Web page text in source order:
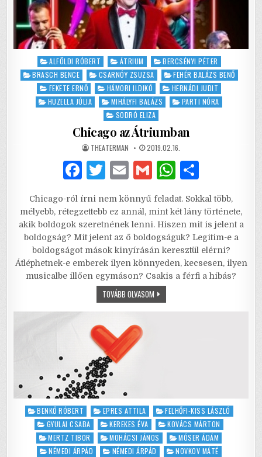
Posted
in
ALFÖLDI RÓBERT ÁTRIUM
BERCSÉNYI PÉTER
BRASCH BENCE
CSARNÓY ZSUZSA
FEHÉR BALÁZS BENŐ
FEKETE ERNŐ
HÁMORI ILDIKÓ
HERNÁDI JUDIT
HUZELLA JÚLIA
MIHÁLYFI BALÁZS
PARTI NÓRA
SODRÓ ELIZA
Chicago az Átriumban
AUTHOR:
THEATERMAN PUBLISHED
DATE:
2019.02.16.
F
c
e
b
o
o
k
T
it
te
r
E
ai
l
G
ai
l
W
at
s
A
p
p
ar
e
Chicago-ról írni nem könnyű feladat. Sokkal több,
mélyebb, rétegzettebb ez annál, mint két lány története,
akik boldogok szeretnének lenni. Hiszen mit is jelent a
boldogság? Mit jelent az ő boldogságuk? Legitim-e a
boldogságot mások kinyírásán keresztül elérni?
Átléphetnek-e emberek ilyen könnyeden, kecsesen, ilyen
musicalbe illően egymáson? Csakis a férfi a hibás?
TOVÁBB OLVASOMCHICAGO
AZ
ÁTRIUMBAN
Posted
BENKŐ RÓBERT EPRES ATTILA
FELHŐFI-KISS LÁSZLÓ
GYULAI CSABA
KEREKES ÉVA
KOVÁCS MÁRTON
MERTZ TIBOR
MOHÁCSI JÁNOS
MÓSER ÁDÁM
NÉMEDI ÁRPÁD
NÉMEDI ÁRPÁD
NOVKOV MÁTÉ